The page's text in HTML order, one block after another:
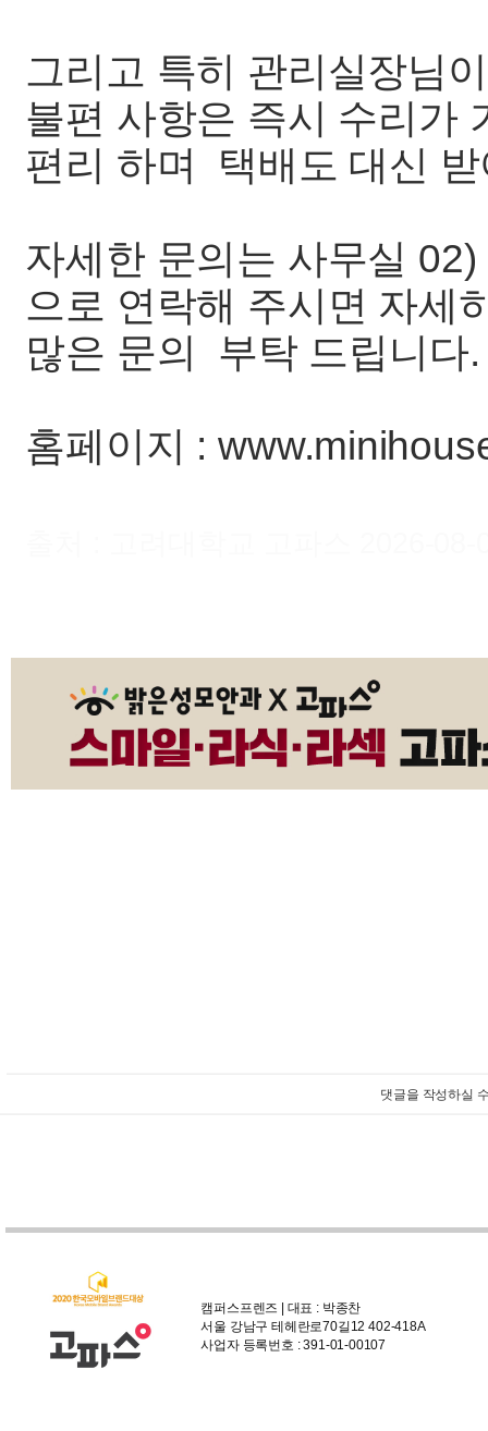
그리고 특히 관리실장님
불편 사항은 즉시 수리가
편리 하며 택배도 대신
자세한 문의는 사무실
으로 연락해 주시면 자세
많은 문의 부탁 드립니다.
홈페이지 :
댓글을 작성하실
캠퍼스프렌즈 | 대표 : 박종찬
서울 강남구 테헤란로70길12 402-418A
사업자 등록번호 : 391-01-00107